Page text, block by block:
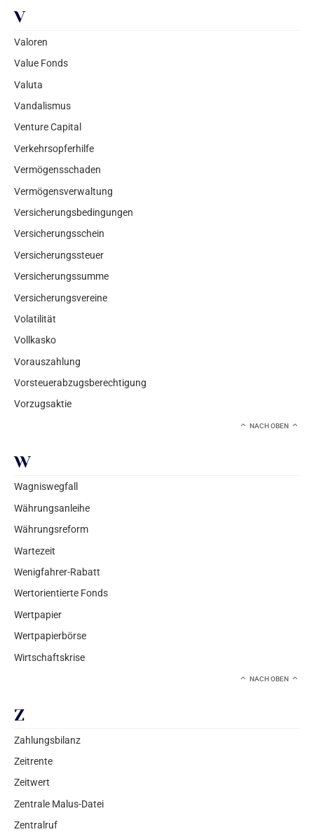
V
Valoren
Value Fonds
Valuta
Vandalismus
Venture Capital
Verkehrsopferhilfe
Vermögensschaden
Vermögensverwaltung
Versicherungsbedingungen
Versicherungsschein
Versicherungssteuer
Versicherungssumme
Versicherungsvereine
Volatilität
Vollkasko
Vorauszahlung
Vorsteuerabzugsberechtigung
Vorzugsaktie
NACH OBEN
W
Wagniswegfall
Währungsanleihe
Währungsreform
Wartezeit
Wenigfahrer-Rabatt
Wertorientierte Fonds
Wertpapier
Wertpapierbörse
Wirtschaftskrise
NACH OBEN
Z
Zahlungsbilanz
Zeitrente
Zeitwert
Zentrale Malus-Datei
Zentralruf